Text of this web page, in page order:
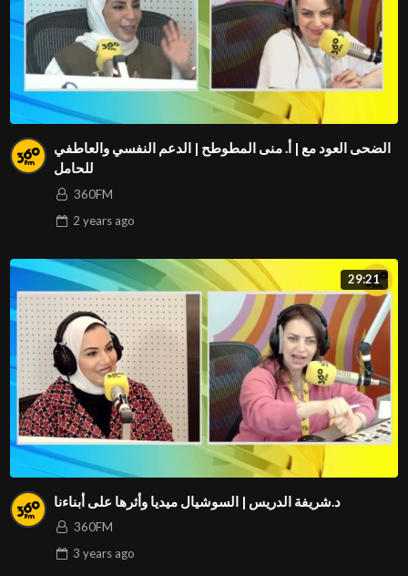
الضحى العود مع | أ. منى المطوطح | الدعم النفسي والعاطفي
للحامل
360FM
2 yearsago
29:21
د.شريفة الدريس | السوشيال ميديا وأثرها على أبناءنا
360FM
3 yearsago